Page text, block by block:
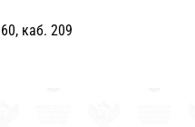
каб. 209